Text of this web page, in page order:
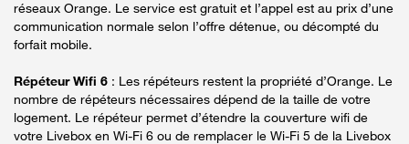
réseaux Orange. Le service est gratuit et l’appel est au prix d’une
communication normale selon l’offre détenue, ou décompté du
forfait mobile.
Répéteur Wifi 6 : Les répéteurs restent la propriété d’Orange. Le
nombre de répéteurs nécessaires dépend de la taille de votre
logement. Le répéteur permet d’étendre la couverture wifi de
votre Livebox en Wi-Fi 6 ou de remplacer le Wi-Fi 5 de la Livebox